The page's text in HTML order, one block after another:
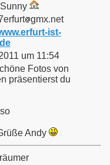
gmx.net
ist-
um 11:54
Fotos von
präsentierst du
Andy